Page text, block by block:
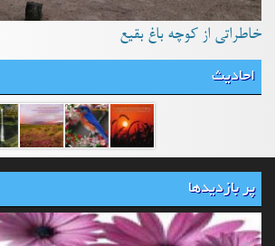
خاطراتی از کوچه باغ بقیع
احادیث
پر بازدیدها